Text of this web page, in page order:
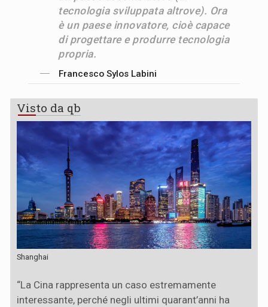
tecnologia sviluppata altrove). Ora
è un paese innovatore, cioè capace
di progettare e produrre tecnologia
propria.
Francesco Sylos Labini
Visto da qb
Shanghai
“La Cina rappresenta un caso estremamente
interessante, perché negli ultimi quarant’anni ha